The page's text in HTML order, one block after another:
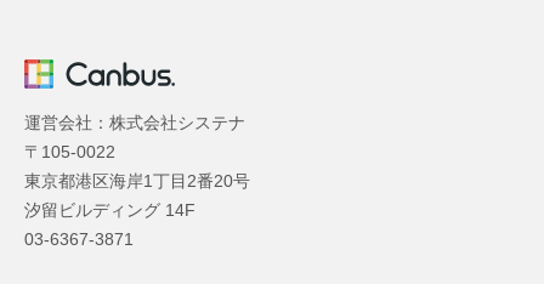
運営会社：株式会社システナ
〒105-0022
東京都港区海岸1丁目2番20号
汐留ビルディング 14F
03-6367-3871